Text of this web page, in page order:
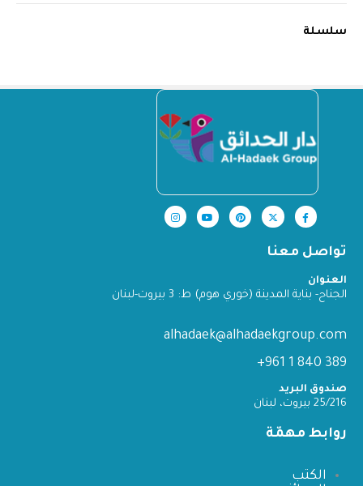
سلسلة
تواصل معنا
العنوان
الجناح- بناية المدينة (خوري هوم) ط: 3 بيروت-لبنان
alhadaek@alhadaekgroup.com
389 840 1 961+
صندوق البريد
25/216 بيروت، لبنان
روابط مهمّة
الكتب